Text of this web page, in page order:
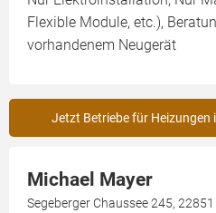
Flexible Module, etc.),
vorhandenem Neugerät
Jetzt Betriebe für Heizungen
Michael Mayer
Segeberger Chaussee 245,